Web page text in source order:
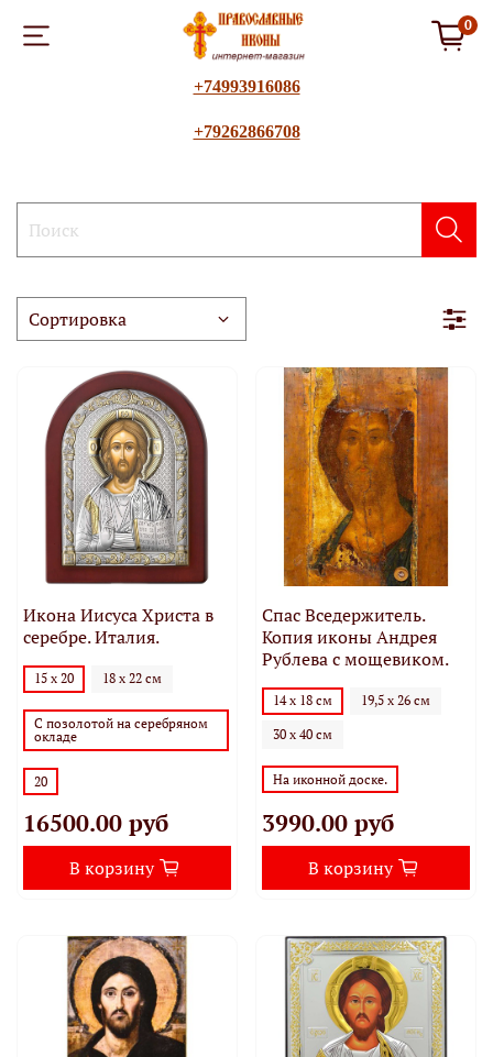
0
+74993916086
+79262866708
Икона Иисуса Христа в
серебре. Италия.
15 х 20 18 х 22 см
С позолотой на серебряном
окладе
20
16500.00 руб
В корзину
Спас Вседержитель.
Копия иконы Андрея
Рублева с мощевиком.
14 х 18 см 19,5 х 26 см
30 х 40 см
На иконной доске.
3990.00 руб
В корзину